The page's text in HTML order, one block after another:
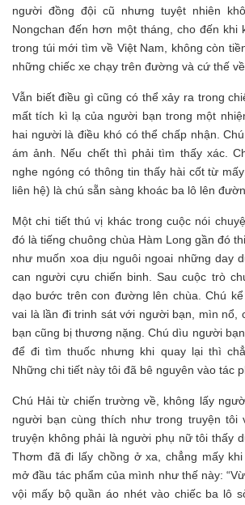
người đồng đội cũ nhưng tuyệt nhiên
Nongchan đến hơn một tháng, cho đến khi
trong túi mới tìm về Việt Nam, không còn
những chiếc xe chạy trên đường và cứ thế
Vẫn biết điều gì cũng có thể xảy ra trong
mất tích kì lạ của người bạn trong một
hai người là điều khó có thể chấp nhận.
ám ảnh. Nếu chết thì phải tìm thấy xác.
nghe ngóng có thông tin thấy hài cốt từ
liên hệ) là chú sẵn sàng khoác ba lô lên
Một chi tiết thú vị khác trong cuộc nói
đó là tiếng chuông chùa Hàm Long gần đó
như muốn xoa dịu nguôi ngoai những day
can người cựu chiến binh. Sau cuộc trò
dạo bước trên con đường lên chùa. Chú
vai là lần đi trinh sát với người bạn, mìn nổ,
bạn cũng bị thương nặng. Chú dìu người
để đi tìm thuốc nhưng khi quay lại thì
Những chi tiết này tôi đã bê nguyên vào tác
Chú Hải từ chiến trường về, không lấy
người bạn cùng thích như trong truyện tôi
truyện không phải là người phụ nữ tôi thấy
Thơm đã đi lấy chồng ở xa, chẳng mấy
mở đầu tác phẩm của mình như thế này:
vội mấy bộ quần áo nhét vào chiếc ba lô